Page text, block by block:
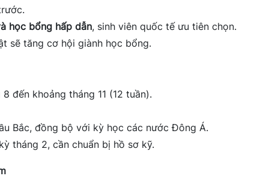
học bổng hấp dẫn, sinh viên quốc tế ưu tiên chọn.
sẽ tăng cơ hội giành học bổng.
đến khoảng tháng 11 (12 tuần).
Bắc, đồng bộ với kỳ học các nước Đông Á.
tháng 2, cần chuẩn bị hồ sơ kỹ.